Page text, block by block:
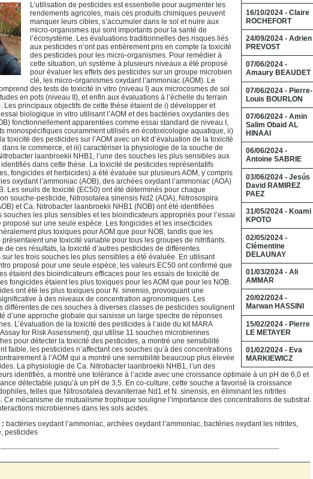
16/10/2024 - Claire
ROCHEFORT
24/09/2024 - Adrien
PREVOST
07/06/2024 -
Amaury BEAUDET
07/06/2024 - Pierre-
Louis BOURLON
07/06/2024 - Amin
Salim Obaid AL
HINAAI
06/06/2024 -
Antoine SABRIE
03/06/2024 - Jesús
David RAMIREZ
PAEZ
31/05/2024 - Koami
KPOTO
02/05/2024 -
Clémentine
DELAUNAY
01/03/2024 - Ali
AMMAR
20/02/2024 -
Marwan HASSINI
15/02/2024 - Pierre
LE METAYER
01/02/2024 - Eva
MARKIEWICZ
L’utilisation de pesticides est essentielle pour augmenter les
rendements agricoles, mais ces produits chimiques peuvent
manquer leurs cibles, s’accumuler dans le sol et nuire aux
micro-organismes qui sont importants pour la santé de
l’écosystème. Les évaluations traditionnelles des risques liés
aux pesticides n’ont pas entièrement pris en compte la toxicité
des pesticides pour les micro-organismes. Pour remédier à
cette situation, un système à plusieurs niveaux a été proposé
pour évaluer les effets des pesticides sur un groupe microbien
clé, les micro-organismes oxydant l’ammoniac (AOM). Le
des tests de toxicité in vitro (niveau I) aux microcosmes de sol
en pots (niveau II), et enfin aux évaluations à l’échelle du terrain
Les principaux objectifs de cette thèse étaient de i) développer et
biologique in vitro utilisant l’AOM et des bactéries oxydantes des
fonctionnellement apparentées comme essai standard de niveau I,
monospécifiques couramment utilisés en écotoxicologie aquatique, ii)
toxicité des pesticides sur l’AOM avec un kit d’évaluation de la toxicité
le commerce, et iii) caractériser la physiologie de la souche de
laanbroekii NHB1, l’une des souches les plus sensibles aux
dans cette thèse. La toxicité de pesticides représentatifs
fongicides et herbicides) a été évaluée sur plusieurs AOM, y compris
oxydant l’ammoniac (AOB), des archées oxydant l’ammoniac (AOA)
Les seuils de toxicité (EC50) ont été déterminés pour chaque
souche-pesticide, Nitrosotalea sinensis Nd2 (AOA), Nitrosospira
et Ca. Nitrobacter laanbroekii NHB1 (NOB) ont été identifiées
souches les plus sensibles et les bioindicateurs appropriés pour l’essai
proposé sur une seule espèce. Les fongicides et les insecticides
plus toxiques pour AOM que pour NOB, tandis que les
présentaient une toxicité variable pour tous les groupes de nitrifiants.
de ces résultats, la toxicité d’autres pesticides de différentes
sur les trois souches les plus sensibles a été évaluée. En utilisant
proposé pour une seule espèce, les valeurs EC50 ont confirmé que
étaient des bioindicateurs efficaces pour les essais de toxicité de
fongicides étaient les plus toxiques pour les AOM que pour les NOB.
ont été les plus toxiques pour N. sinensis, provoquant une
à des niveaux de concentration agronomiques. Les
différentes de ces souches à diverses classes de pesticides soulignent
d’une approche globale qui saisisse un large spectre de réponses
L’évaluation de la toxicité des pesticides à l’aide du kit MARA
for Risk Assessment), qui utilise 11 souches microbiennes
pour détecter la toxicité des pesticides, a montré une sensibilité
faible, les pesticides n’affectant ces souches qu’à des concentrations
à l’AOM qui a montré une sensibilité beaucoup plus élevée
La physiologie de Ca. Nitrobacter laanbroekii NHB1, l’un des
identifiés, a montré une tolérance à l’acide avec une croissance optimale à un pH de 6,0 et
détectable jusqu’à un pH de 3,5. En co-culture, cette souche a favorisé la croissance
telles que Nitrosotalea devaniterrae Nd1 et N. sinensis, en éliminant les nitrites
Ce mécanisme de mutualisme trophique souligne l’importance des concentrations de substrat
microbiennes dans les sols acides.
: bactéries oxydant l’ammoniac, archées oxydant l’ammoniac, bactéries oxydant les nitrites,
pesticides